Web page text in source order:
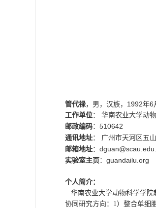
管代禄，男，汉族， 1992年6
工作单位：
华南农业大学动
邮政编码： 510642
通讯地址： 广州市天河区五
邮箱地址：
实验室主页 ： guandailu .org
个人简介：
华南农业大学动物科学学院
协同研究方向： 1）整合单细